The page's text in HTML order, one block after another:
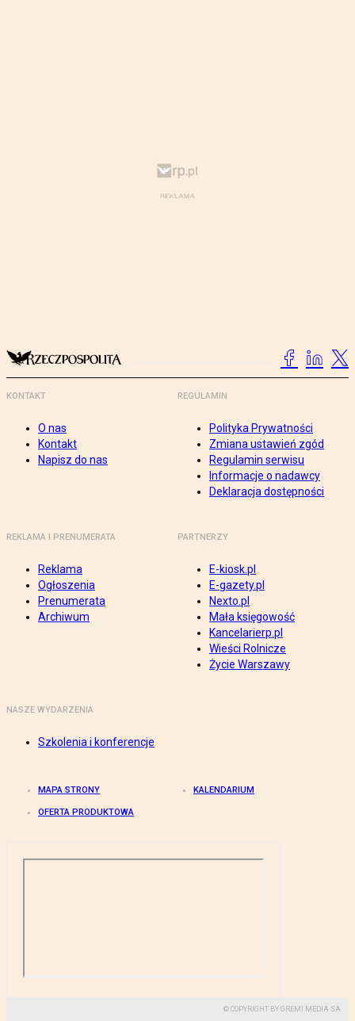
KONTAKT
O nas
Kontakt
Napisz do nas
REGULAMIN
Polityka Prywatności
Zmiana ustawień zgód
Regulamin serwisu
Informacje o nadawcy
Deklaracja dostępności
REKLAMA I PRENUMERATA
Reklama
Ogłoszenia
Prenumerata
Archiwum
PARTNERZY
E-kiosk.pl
E-gazety.pl
Nexto.pl
Mała księgowość
Kancelarierp.pl
Wieści Rolnicze
Życie Warszawy
NASZE WYDARZENIA
Szkolenia i konferencje
MAPA STRONY KALENDARIUM
OFERTA PRODUKTOWA
© COPYRIGHT BY GREMI MEDIA SA